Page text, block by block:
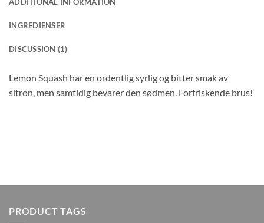
INGREDIENSER
DISCUSSION (1)
Lemon Squash har en ordentlig syrlig og bitter smak av
sitron, men samtidig bevarer den sødmen. Forfriskende brus!
PRODUCT TAGS